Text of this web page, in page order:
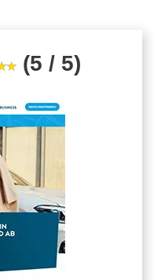
(5 / 5)